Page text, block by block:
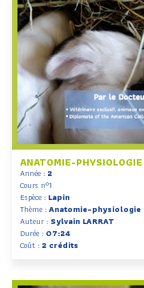
ANATOMIE-
Année : 2
Cours n°1
Espèce : Lapin
Thème :Anatomie-physiologie
Auteur :Sylvain LARRAT
Durée : 07:24
Coût : 2 crédits